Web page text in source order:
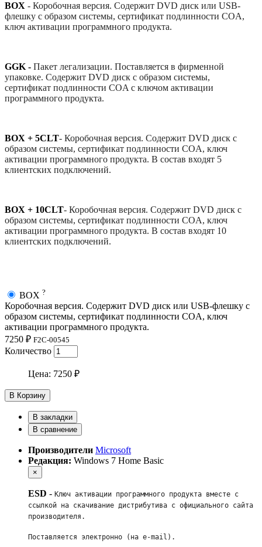
BOX - Коробочная версия. Содержит DVD диск или USB-
флешку с образом системы, сертификат подлинности COA,
ключ активации программного продукта.
GGK - Пакет легализации. Поставляется в фирменной
упаковке. Содержит DVD диск с образом системы,
сертификат подлинности COA с ключом активации
программного продукта.
BOX + 5CLT- Коробочная версия. Содержит DVD диск с
образом системы, сертификат подлинности COA, ключ
активации программного продукта. В состав входят 5
клиентских подключений.
BOX + 10CLT- Коробочная версия. Содержит DVD диск с
образом системы, сертификат подлинности COA, ключ
активации программного продукта. В состав входят 10
клиентских подключений.
BOX ?
Коробочная версия. Содержит DVD диск или USB-флешку с
образом системы, сертификат подлинности COA, ключ
активации программного продукта.
7250 ₽ F2C-00545
Количество
Цена: 7250 ₽
В Корзину
В закладки
В сравнение
Производители Microsoft
Редакция: Windows 7 Home Basic
×
ESD - Ключ активации программного продукта вместе с
ссылкой на скачивание дистрибутива с официального сайта
производителя.
Поставляется электронно (на e-mail).